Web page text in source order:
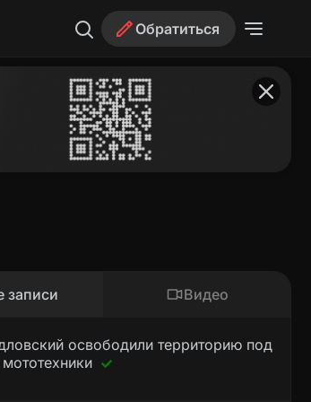
Обратиться
записи Видео
освободили территорию под